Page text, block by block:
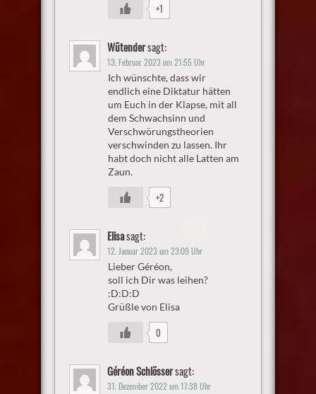
+1
Wütendersagt:
13. Februar 2023 um 21:55 Uhr
Ich wünschte, dass wir
endlich eine Diktatur hätten
um Euch in der Klapse, mit all
dem Schwachsinn und
Verschwörungstheorien
verschwinden zu lassen. Ihr
habt doch nicht alle Latten am
Zaun.
+2
Elisasagt:
12. Januar 2023 um 23:09 Uhr
Lieber Géréon,
soll ich Dir was leihen?
:D:D:D
Grüßle von Elisa
0
Géréon Schlössersagt:
31. Dezember 2022 um 17:38 Uhr